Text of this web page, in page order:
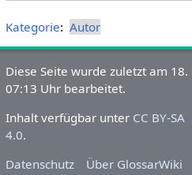
Kategorie: Autor
Diese Seite wurde zuletzt am
07:13 Uhr bearbeitet.
Inhalt verfügbar unter CC BY-SA
4.0.
Datenschutz
Über GlossarWiki